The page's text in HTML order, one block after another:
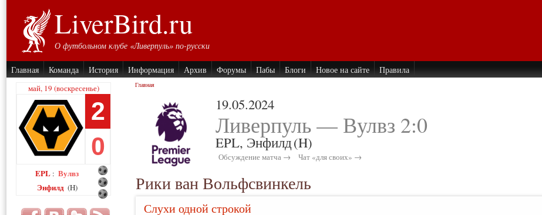
LiverBird.ru
О футбольном клубе «Ливерпуль» по-русски
Главная Команда История Информация Архив Форумы Пабы Блоги Новое на сайте Правила
май, 19 (воскресенье)
2
0
EPL : Вулвз
Энфилд (H)
Главная
19.05.2024
Ливерпуль — Вулвз 2:0
EPL, Энфилд(H)
Обсуждение матча → Чат «для своих» →
Рики ван Вольфсвинкель
Слухи одной строкой